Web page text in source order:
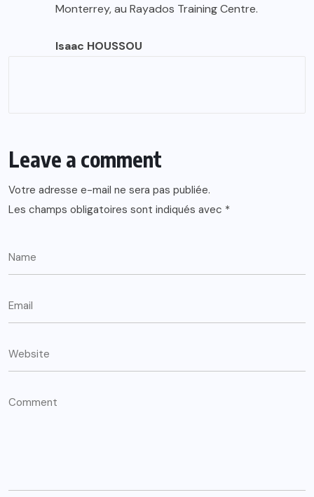
Monterrey, au Rayados Training Centre.
Isaac HOUSSOU
Leave a comment
Votre adresse e-mail ne sera pas publiée.
Les champs obligatoires sont indiqués avec *